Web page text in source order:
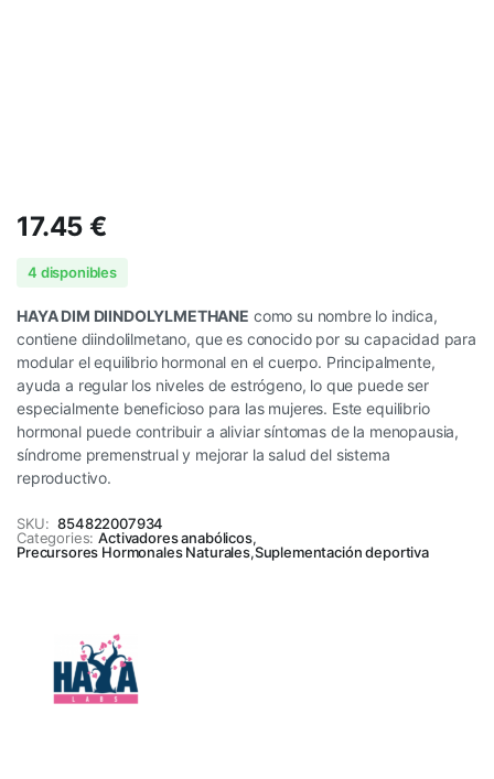
17.45€
4 disponibles
HAYA DIM DIINDOLYLMETHANE como su nombre lo indica,
contiene diindolilmetano, que es conocido por su capacidad para
modular el equilibrio hormonal en el cuerpo. Principalmente,
ayuda a regular los niveles de estrógeno, lo que puede ser
especialmente beneficioso para las mujeres. Este equilibrio
hormonal puede contribuir a aliviar síntomas de la menopausia,
síndrome premenstrual y mejorar la salud del sistema
reproductivo.
SKU: 854822007934
Categories: Activadores anabólicos,
Precursores Hormonales Naturales,Suplementación deportiva